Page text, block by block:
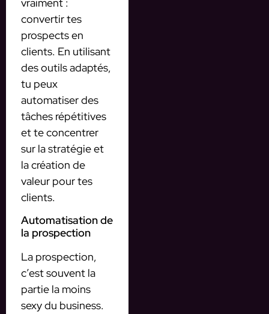
convertir tes
prospects en
clients. En utilisant
des outils adaptés,
tu peux
automatiser des
tâches répétitives
et te concentrer
sur la stratégie et
la création de
valeur pour tes
clients.
Automatisation de
la prospection
La prospection,
c’est souvent la
partie la moins
sexy du business.